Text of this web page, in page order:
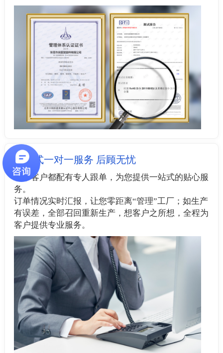
管家式一对一服务 后顾无忧
每个客户都配有专人跟单，为您提供一站式的贴心服
务。
订单情况实时汇报，让您零距离“管理”工厂；如生产
有误差，全部召回重新生产，想客户之所想，全程为
客户提供专业服务。